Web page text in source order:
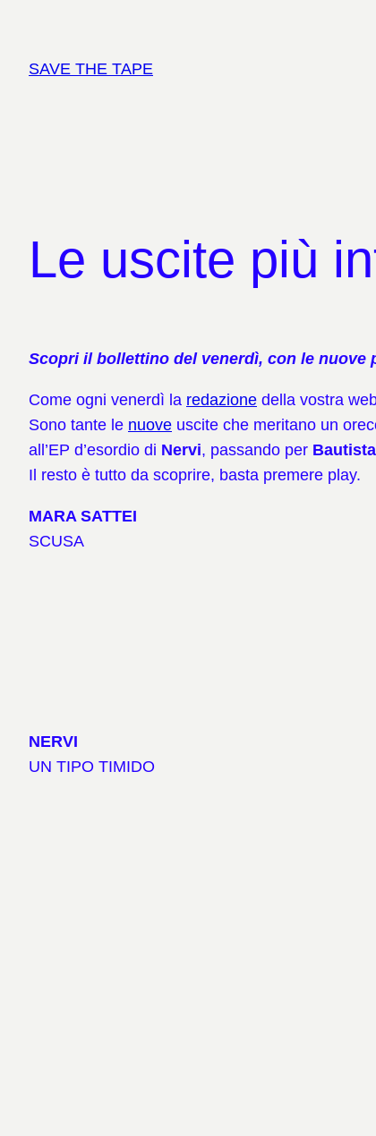
contenuto
SAVE THE TAPE
Le uscite più
Scopri il bollettino del venerdì, con le
Come ogni venerdì la redazione della vostra
Sono tante le nuove uscite che meritano un
all’EP d’esordio di Nervi, passando per
Il resto è tutto da scoprire, basta premere play.
MARA SATTEI
SCUSA
NERVI
UN TIPO TIMIDO